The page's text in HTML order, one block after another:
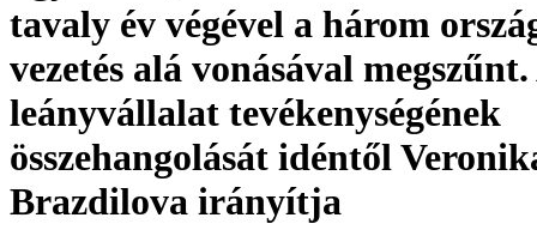
tavaly év végével a három
vezetés alá vonásával
leányvállalat tevékenységének
összehangolását idéntől
Brazdilova irányítja